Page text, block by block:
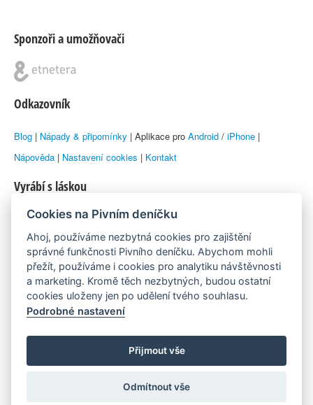
Sponzoři a umožňovači
Odkazovník
Blog | Nápady & připomínky | Aplikace pro Android / iPhone |
Nápověda | Nastavení cookies | Kontakt
Vyrábí s láskou
© 2010–2026 byLukáš Zemanaka Emka
Máme rádi
Pivní.info
Poznámka pod čarou
Pivní deníček je nezávislý zdroj, který není spjat s žádným
konkrétním pivovarem ani restaurací. Názory uživatelů nemusí nutně
reprezentovat názory tvůrců Deníčku.
Cookies na Pivním deníčku
Ahoj, používáme nezbytná cookies pro zajištění
správné funkčnosti Pivního deníčku. Abychom mohli
přežít, používáme i cookies pro analytiku návštěvnosti
a marketing. Kromě těch nezbytných, budou ostatní
cookies uloženy jen po udělení tvého souhlasu.
Podrobné nastavení
Přijmout vše
Odmítnout vše